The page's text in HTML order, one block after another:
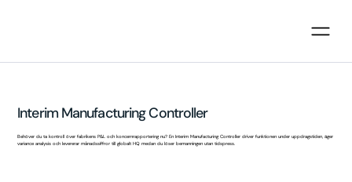
Interim Manufacturing Controller
Behöver du ta kontroll över fabrikens P&L och koncernrapportering nu? En Interim Manufacturing Controller driver funktionen under uppdragstiden, äger
variance analysis och levererar månadssiffror till globalt HQ medan du löser bemanningen utan tidspress.